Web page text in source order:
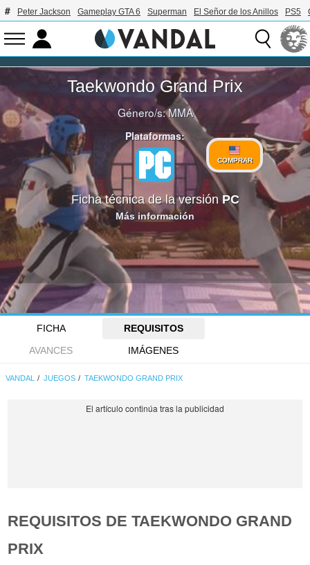
Peter Jackson Gameplay GTA 6 Superman El Señor de los Anillos PS5
Taekwondo Grand Prix
Género/s:MMA
Plataformas:
COMPRAR
Ficha técnica de la versiónPC
Más información
FICHA
REQUISITOS
AVANCES
IMÁGENES
VANDAL JUEGOS TAEKWONDO GRAND PRIX
REQUISITOS DE TAEKWONDO GRAND
PRIX